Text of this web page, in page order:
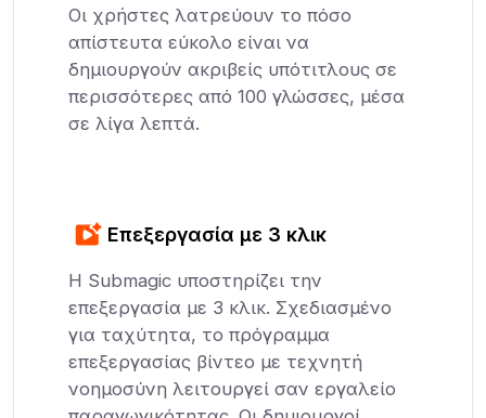
Οι χρήστες λατρεύουν το πόσο
απίστευτα εύκολο είναι να
δημιουργούν ακριβείς υπότιτλους σε
περισσότερες από 100 γλώσσες, μέσα
σε λίγα λεπτά.
Επεξεργασία με 3 κλικ
Η Submagic υποστηρίζει την
επεξεργασία με 3 κλικ. Σχεδιασμένο
για ταχύτητα, το πρόγραμμα
επεξεργασίας βίντεο με τεχνητή
νοημοσύνη λειτουργεί σαν εργαλείο